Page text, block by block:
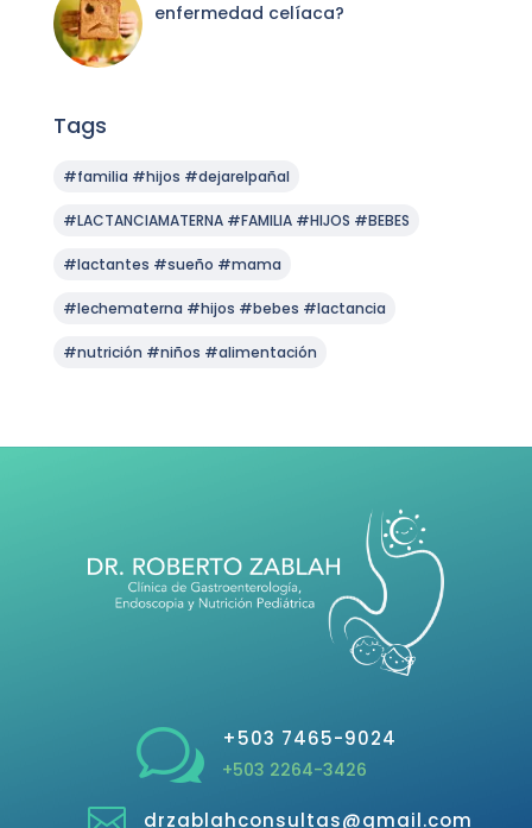
enfermedad celíaca?
Tags
#familia #hijos #dejarelpañal
#LACTANCIAMATERNA #FAMILIA #HIJOS #BEBES
#lactantes #sueño #mama
#lechematerna #hijos #bebes #lactancia
#nutrición #niños #alimentación
w +503 7465-9024
+503 2264-3426
drzablahconsultas@gmail.com